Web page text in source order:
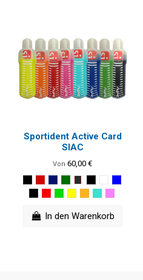
Sportident Active Card
SIAC
Von60,00 €
In den Warenkorb